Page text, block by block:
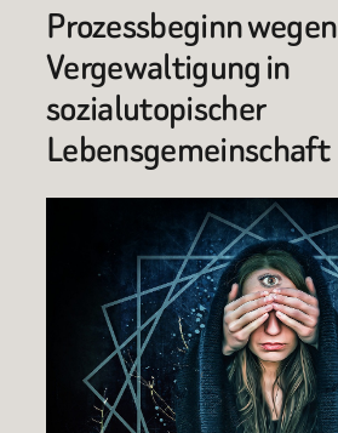
Prozessbeginn wegen
Vergewaltigung in
sozialutopischer
Lebensgemeinschaft